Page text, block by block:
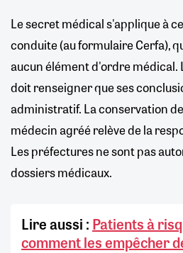
Le secret médical s'applique à
conduite (au formulaire Cerfa),
aucun élément d'ordre médical.
doit renseigner que ses
administratif. La conservation
médecin agréé relève de la
Les préfectures ne sont pas
dossiers médicaux.
Lire aussi : Patients à
comment les empêcher